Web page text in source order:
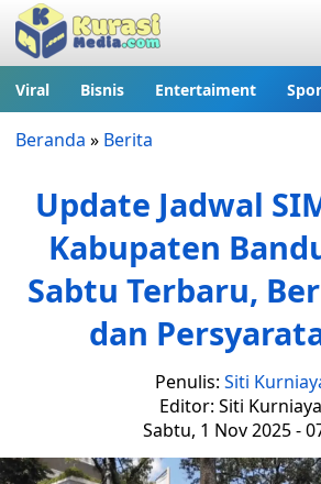
Viral Bisnis Entertaiment
Beranda » Berita
Update Jadwal
Kabupaten
Sabtu Terbaru,
dan
Penulis: Siti
Editor: Siti
Sabtu, 1 Nov 2025 -